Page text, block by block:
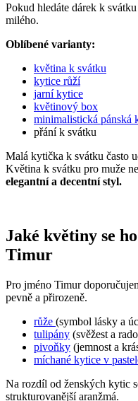
Pokud hledáte dárek k
milého.
Oblíbené varianty:
květina k svátku
kytice růží
jarní kytice
květinový box
minimalistická pánská
přání k svátku
Malá kytička k svátku často
Květina k svátku pro muže
elegantní a decentní styl.
Jaké květiny se
Timur
Pro jméno Timur
pevně a přirozeně.
růže (symbol lásky a
tulipány (svěžest a
pivoňky (jemnost a
míchané kytice v
Na rozdíl od ženských kytic
strukturovanější aranžmá.